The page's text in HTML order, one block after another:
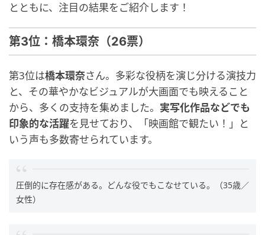
とともに、注目の結果をご紹介します！
第3位：橋本環奈（26票）
第3位は橋本環奈さん。多彩な役柄を演じ分ける演技力
と、その華やかなビジュアルが大画面でも映えること
から、多くの支持を集めました。 実写化作品などでも
印象的な活躍を見せており、「映画館で観たい！」と
いう声も多数寄せられています。
圧倒的に存在感がある。どんな役でもこなせている。（35歳／
女性）